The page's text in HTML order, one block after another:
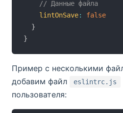
// Данные файла
lintOnSave:
false
}
}
Пример с несколькими
добавим файл
eslintrc.js
пользователя: